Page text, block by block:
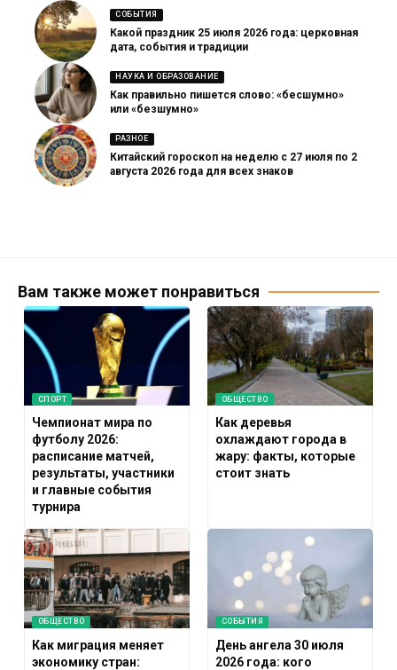
СОБЫТИЯ
Какой праздник 25 июля 2026 года: церковная
дата, события и традиции
НАУКА И ОБРАЗОВАНИЕ
Как правильно пишется слово: «бесшумно»
или «безшумно»
РАЗНОЕ
Китайский гороскоп на неделю с 27 июля по 2
августа 2026 года для всех знаков
Вам также может понравиться
СПОРТ
Чемпионат мира по
футболу 2026:
расписание матчей,
результаты, участники
и главные события
турнира
ОБЩЕСТВО
Как деревья
охлаждают города в
жару: факты, которые
стоит знать
ОБЩЕСТВО
Как миграция меняет
экономику стран:
СОБЫТИЯ
День ангела 30 июля
2026 года: кого